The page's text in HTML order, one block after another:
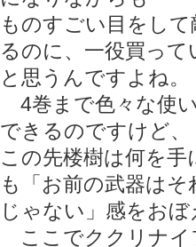
ものすごい目をし
るのに、一役買って
と思うんですよね。
4巻まで色々な使
できるのですけど、
この先楼樹は何を
も「お前の武器はそ
じゃない」感をおぼ
ここでククリナイ